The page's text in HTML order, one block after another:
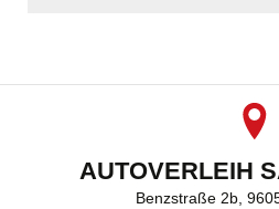
AUTOVERLEIH
Benzstraße 2b,